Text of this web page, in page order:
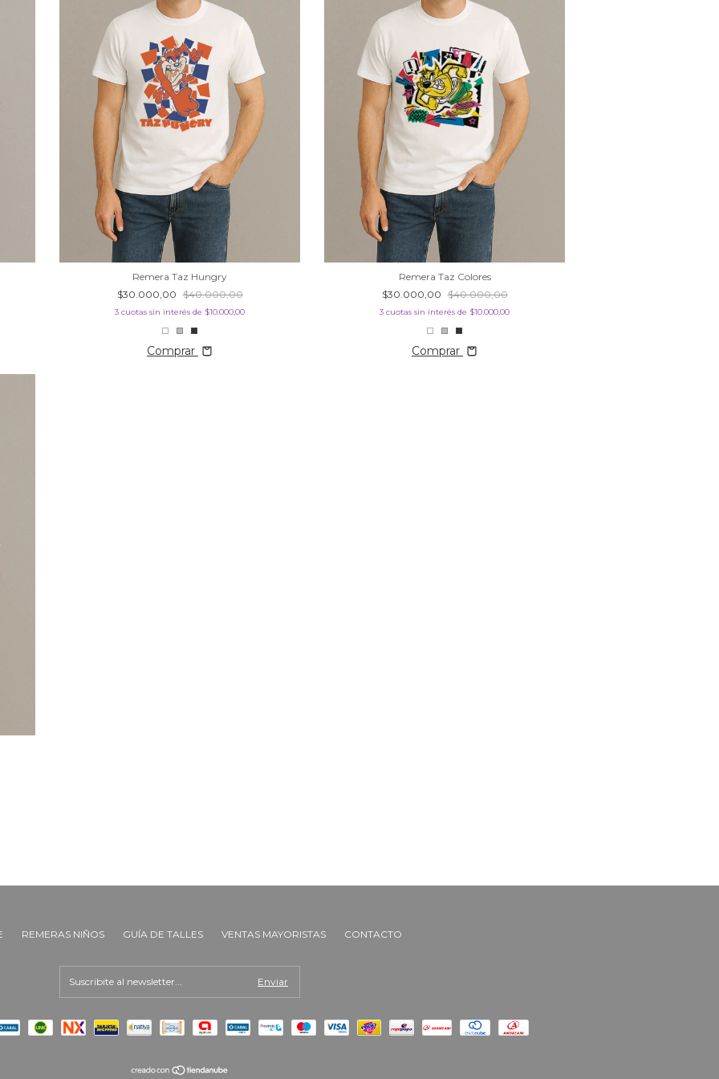
Remera Taz Hungry
$30.000,00 $40.000,00
3 cuotas sin interés de $10.000,00
Comprar
Remera Taz Colores
$30.000,00 $40.000,00
3 cuotas sin interés de $10.000,00
Comprar
REMERAS NIÑOS GUÍA DE TALLES VENTAS MAYORISTAS CONTACTO